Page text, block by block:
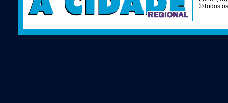
®Todos